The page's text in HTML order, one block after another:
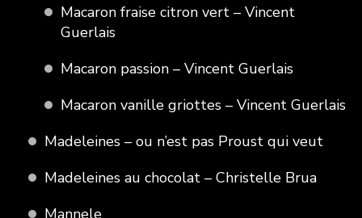
Macaron fraise citron vert – Vincent
Guerlais
Macaron passion – Vincent Guerlais
Macaron vanille griottes – Vincent Guerlais
Madeleines – ou n’est pas Proust qui veut
Madeleines au chocolat – Christelle Brua
Mannele